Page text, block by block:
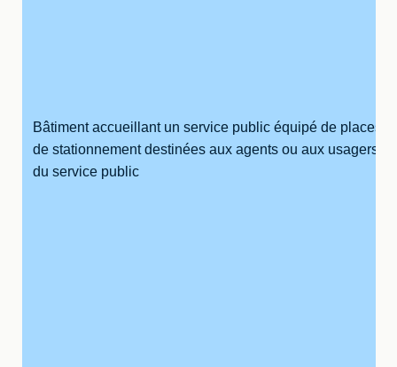
Bâtiment accueillant un service public équipé de places
de stationnement destinées aux agents ou aux usagers
du service public